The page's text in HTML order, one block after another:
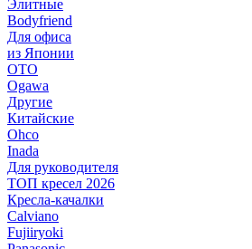
Элитные
Bodyfriend
Для офиса
из Японии
OTO
Ogawa
Другие
Китайские
Ohco
Inada
Для руководителя
ТОП кресел 2026
Кресла-качалки
Calviano
Fujiiryoki